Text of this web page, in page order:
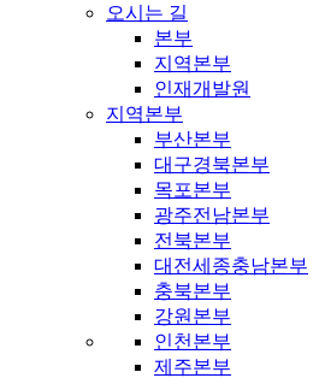
오시는 길
본부
지역본부
인재개발원
지역본부
부산본부
대구경북본부
목포본부
광주전남본부
전북본부
대전세종충남본부
충북본부
강원본부
인천본부
제주본부